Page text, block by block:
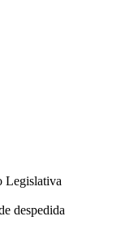
Legislativa
despedida